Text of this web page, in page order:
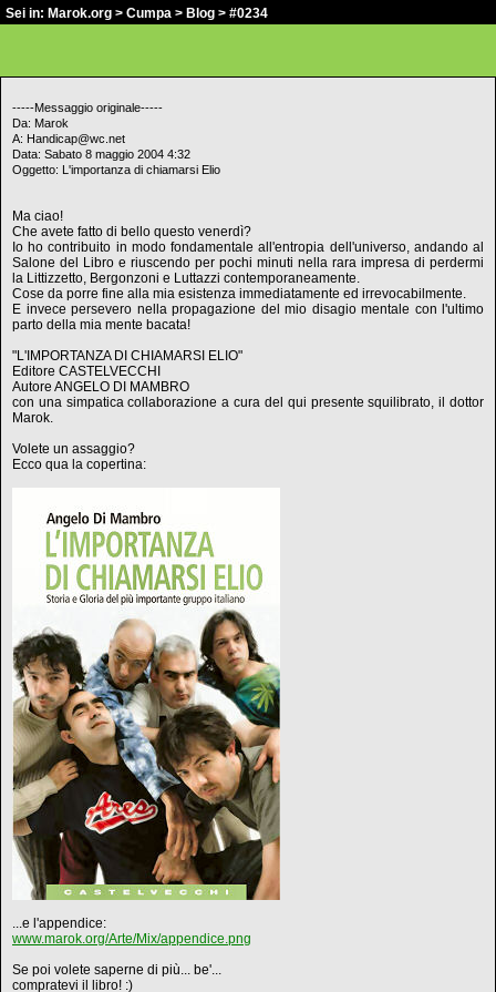
Sei in: Marok.org > Cumpa > Blog > #0234
-----Messaggio originale-----
Da: Marok
A: Handicap@wc.net
Data: Sabato 8 maggio 2004 4:32
Oggetto: L'importanza di chiamarsi Elio
Ma ciao!
Che avete fatto di bello questo venerdì?
Io ho contribuito in modo fondamentale all'entropia dell'universo, andando al
Salone del Libro e riuscendo per pochi minuti nella rara impresa di perdermi
la Littizzetto, Bergonzoni e Luttazzi contemporaneamente.
Cose da porre fine alla mia esistenza immediatamente ed irrevocabilmente.
E invece persevero nella propagazione del mio disagio mentale con l'ultimo
parto della mia mente bacata!
"L'IMPORTANZA DI CHIAMARSI ELIO"
Editore CASTELVECCHI
Autore ANGELO DI MAMBRO
con una simpatica collaborazione a cura del qui presente squilibrato, il dottor
Marok.
Volete un assaggio?
Ecco qua la copertina:
...e l'appendice:
www.marok.org/Arte/Mix/appendice.png
Se poi volete saperne di più... be'...
compratevi il libro! :)